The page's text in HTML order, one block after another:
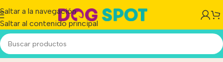
Saltar a la navegación
Saltar al contenido principal
7795628001043Inicio/Producto